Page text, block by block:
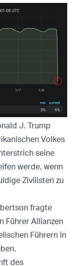
J. Trump
Volkes
seine
werde, wenn
Zivilisten zu
fragte
Führer Allianzen
Führern in
des